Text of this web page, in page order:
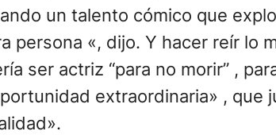
un talento cómico que
persona «, dijo. Y hacer reír lo
ser actriz “para no morir” ,
extraordinaria» , que